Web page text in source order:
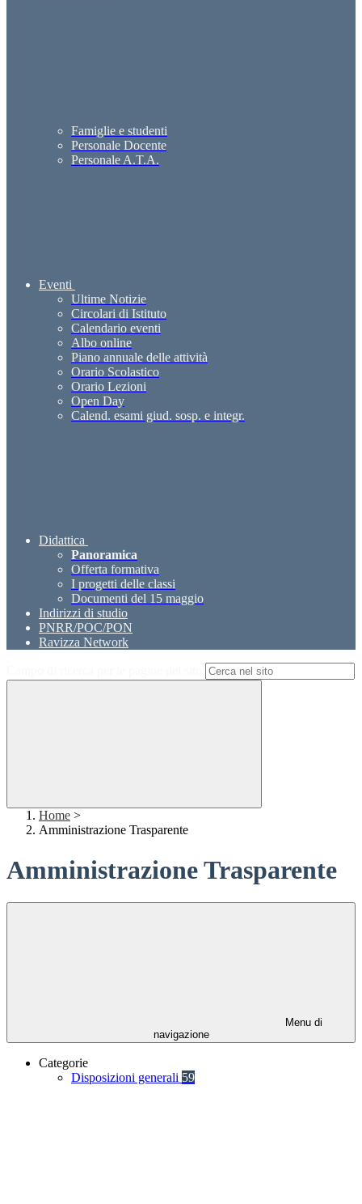
Famiglie e studenti
Personale Docente
Personale A.T.A.
Eventi
Ultime Notizie
Circolari di Istituto
Calendario eventi
Albo online
Piano annuale delle attività
Orario Scolastico
Orario Lezioni
Open Day
Calend. esami giud. sosp. e integr.
Didattica
Panoramica
Offerta formativa
I progetti delle classi
Documenti del 15 maggio
Indirizzi di studio
PNRR/POC/PON
Ravizza Network
Home >
Amministrazione Trasparente
Amministrazione Trasparente
Menu di
navigazione
Categorie
Disposizioni generali 59